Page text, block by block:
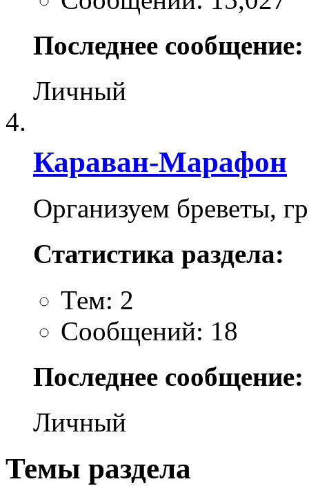
Последнее сообщение:
Личный
Караван-Марафон
Организуем бреветы,
Статистика раздела:
Тем: 2
Сообщений: 18
Последнее сообщение:
Личный
Темы раздела